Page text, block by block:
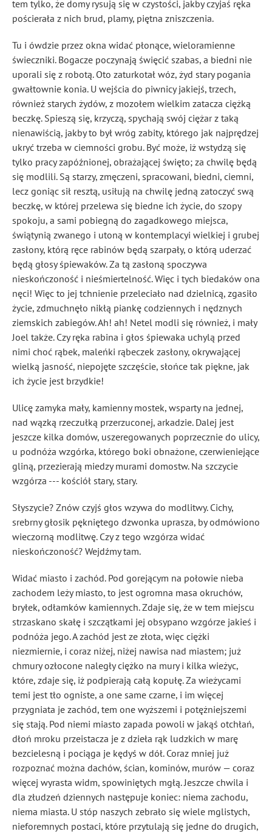
tem tylko, że domy rysują się w czystości, jakby czyjaś ręka
pościerała z nich brud, plamy, piętna zniszczenia.
Tu i ówdzie przez okna widać płonące, wieloramienne
świeczniki. Bogacze poczynają święcić szabas, a biedni nie
uporali się z robotą. Oto zaturkotał wóz, żyd stary pogania
gwałtownie konia. U wejścia do piwnicy jakiejś, trzech,
również starych żydów, z mozołem wielkim zatacza ciężką
beczkę. Spieszą się, krzyczą, spychają swój ciężar z taką
nienawiścią, jakby to był wróg zabity, którego jak najprędzej
ukryć trzeba w ciemności grobu. Być może, iż wstydzą się
tylko pracy zapóźnionej, obrażającej święto; za chwilę będą
się modlili. Są starzy, zmęczeni, spracowani, biedni, ciemni,
lecz goniąc sił resztą, usiłują na chwilę jedną zatoczyć swą
beczkę, w której przelewa się biedne ich życie, do szopy
spokoju, a sami pobiegną do zagadkowego miejsca,
świątynią zwanego i utoną w kontemplacyi wielkiej i grubej
zasłony, którą ręce rabinów będą szarpały, o którą uderzać
będą głosy śpiewaków. Za tą zasłoną spoczywa
nieskończoność i nieśmiertelność. Więc i tych biedaków ona
nęci! Więc to jej tchnienie przeleciało nad dzielnicą, zgasiło
życie, zdmuchnęło nikłą piankę codziennych i nędznych
ziemskich zabiegów. Ah! ah! Netel modli się również, i mały
Joel także. Czy ręka rabina i głos śpiewaka uchylą przed
nimi choć rąbek, maleńki rąbeczek zasłony, okrywającej
wielką jasność, niepojęte szczęście, słońce tak piękne, jak
ich życie jest brzydkie!
Ulicę zamyka mały, kamienny mostek, wsparty na jednej,
nad wązką rzeczułką przerzuconej, arkadzie. Dalej jest
jeszcze kilka domów, uszeregowanych poprzecznie do ulicy,
u podnóża wzgórka, którego boki obnażone, czerwieniejące
gliną, przezierają miedzy murami domostw. Na szczycie
wzgórza --- kościół stary, stary.
Słyszycie? Znów czyjś głos wzywa do modlitwy. Cichy,
srebrny głosik pękniętego dzwonka uprasza, by odmówiono
wieczorną modlitwę. Czy z tego wzgórza widać
nieskończoność? Wejdźmy tam.
Widać miasto i zachód. Pod gorejącym na połowie nieba
zachodem leży miasto, to jest ogromna masa okruchów,
bryłek, odłamków kamiennych. Zdaje się, że w tem miejscu
strzaskano skałę i szczątkami jej obsypano wzgórze jakieś i
podnóża jego. A zachód jest ze złota, więc ciężki
niezmiernie, i coraz niżej, niżej nawisa nad miastem; już
chmury ozłocone naległy ciężko na mury i kilka wieżyc,
które, zdaje się, iż podpierają całą kopułę. Za wieżycami
temi jest tło ogniste, a one same czarne, i im więcej
przygniata je zachód, tem one wyższemi i potężniejszemi
się stają. Pod niemi miasto zapada powoli w jakąś otchłań,
dłoń mroku przeistacza je z dzieła rąk ludzkich w marę
bezcielesną i pociąga je kędyś w dół. Coraz mniej już
rozpoznać można dachów, ścian, kominów, murów — coraz
więcej wyrasta widm, spowiniętych mgłą. Jeszcze chwila i
dla złudzeń dziennych następuje koniec: niema zachodu,
niema miasta. U stóp naszych zebrało się wiele mglistych,
nieforemnych postaci, które przytulają się jedne do drugich,